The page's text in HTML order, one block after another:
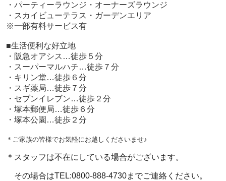
・パーティーラウンジ・オーナーズラウンジ
・スカイビューテラス・ガーデンエリア
※一部有料サービス有
■生活便利な好立地
・阪急オアシス…徒歩５分
・スーパーマルハチ…徒歩７分
・キリン堂…徒歩６分
・スギ薬局…徒歩７分
・セブンイレブン…徒歩２分
・塚本郵便局…徒歩６分
・塚本公園…徒歩２分
＊ご家族の皆様でお気軽にお越しくださいませ♪
＊スタッフは不在にしている場合がございます。
その場合はTEL:0800-888-4730までご連絡ください。